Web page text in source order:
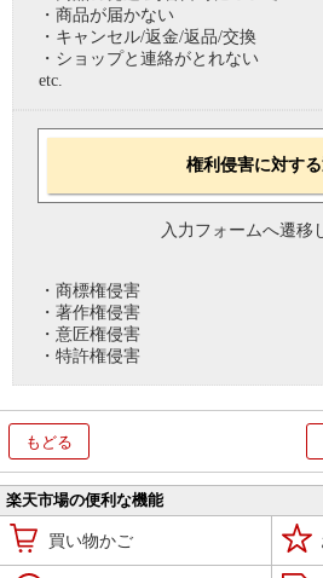
・商品が届かない
・キャンセル/返金/返品/交換
・ショップと連絡がとれない
etc.
権利侵害に対す
入力フォームへ遷移
・商標権侵害
・著作権侵害
・意匠権侵害
・特許権侵害
もどる
楽天市場の便利な機能
買い物かご